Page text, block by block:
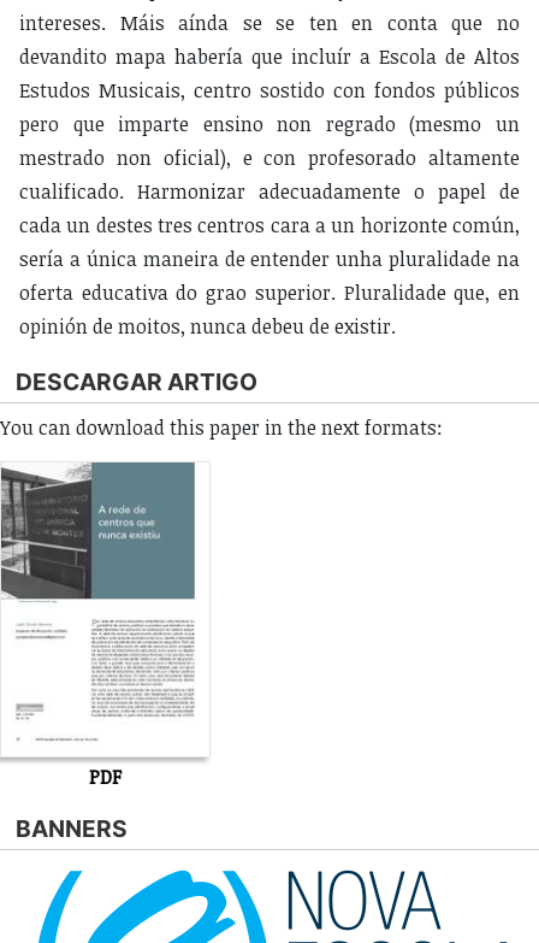
intereses. Máis aínda se se ten en conta que no
devandito mapa habería que incluír a Escola de Altos
Estudos Musicais, centro sostido con fondos públicos
pero que imparte ensino non regrado (mesmo un
mestrado non oficial), e con profesorado altamente
cualificado. Harmonizar adecuadamente o papel de
cada un destes tres centros cara a un horizonte común,
sería a única maneira de entender unha pluralidade na
oferta educativa do grao superior. Pluralidade que, en
opinión de moitos, nunca debeu de existir.
DESCARGAR ARTIGO
You can download this paper in the next formats:
PDF
BANNERS